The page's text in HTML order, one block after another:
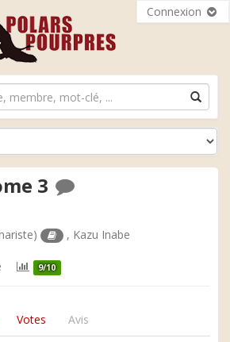
Connexion
3
, Kazu Inabe
9/10
Votes Avis